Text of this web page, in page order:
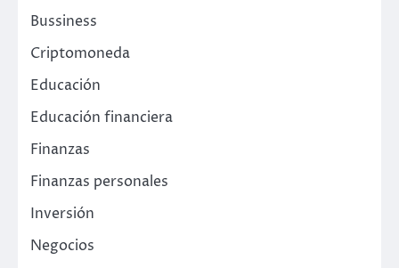
Bussiness
Criptomoneda
Educación
Educación financiera
Finanzas
Finanzas personales
Inversión
Negocios